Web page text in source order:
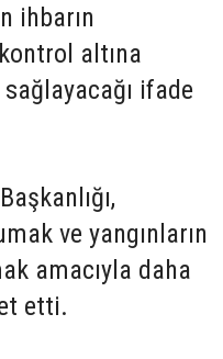
ihbarın
altına
ifade
ve yangınların
amacıyla daha
etti.